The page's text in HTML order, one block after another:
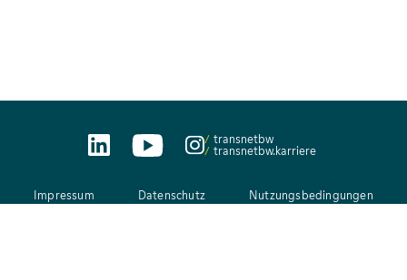
transnetbw
transnetbw.karriere
Impressum Datenschutz Nutzungsbedingungen